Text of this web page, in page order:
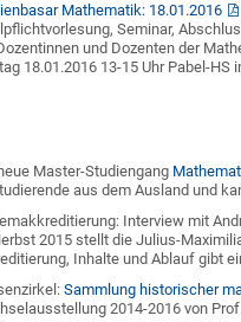
Mathematik: 18.01.2016
Seminar,
und Dozenten der
18.01.2016 13-15 Uhr Pabel-HS
Master-Studiengang
aus dem Ausland und
Interview mit
2015 stellt die Julius-
Inhalte und Ablauf gibt
Sammlung historischer
2014-2016 von